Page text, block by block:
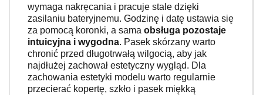
wymaga nakręcania i pracuje stale dzięki
zasilaniu bateryjnemu. Godzinę i datę ustawia się
za pomocą koronki, a sama obsługa pozostaje
intuicyjna i wygodna. Pasek skórzany warto
chronić przed długotrwałą wilgocią, aby jak
najdłużej zachował estetyczny wygląd. Dla
zachowania estetyki modelu warto regularnie
przecierać kopertę, szkło i pasek miękką